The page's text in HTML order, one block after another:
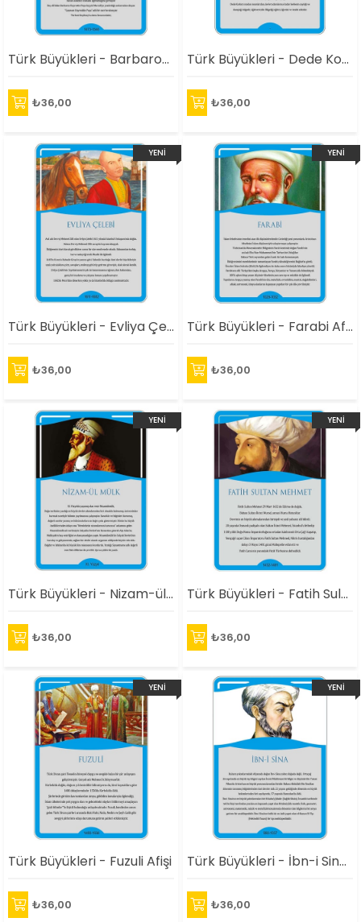
Türk Büyükleri - Barbaros Hayrettin Paşa Afişi
₺36,00
Türk Büyükleri - Dede Korkut Afişi
₺36,00
Türk Büyükleri - Evliya Çelebi Afişi
₺36,00
YENI
ÜRÜN
Türk Büyükleri - Farabi Afişi
₺36,00
YENI
Türk Büyükleri - Nizam-ül Mülk Afişi
₺36,00
YENI
Türk Büyükleri - Fatih Sultan Mehmet Afişi
₺36,00
YENI
Türk Büyükleri - Fuzuli Afişi
₺36,00
YENI
ÜRÜN
Türk Büyükleri - İbn-i Sina Afişi
₺36,00
YENI